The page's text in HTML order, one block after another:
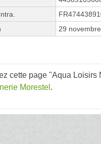
29
cette page "Aqua
Morestel .